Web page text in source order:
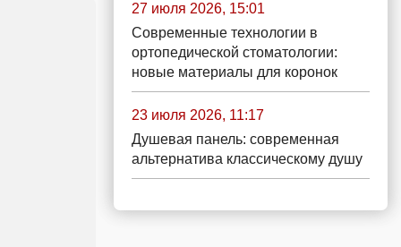
27 июля 2026, 15:01
Современные технологии в
ортопедической стоматологии:
новые материалы для коронок
23 июля 2026, 11:17
Душевая панель: современная
альтернатива классическому душу